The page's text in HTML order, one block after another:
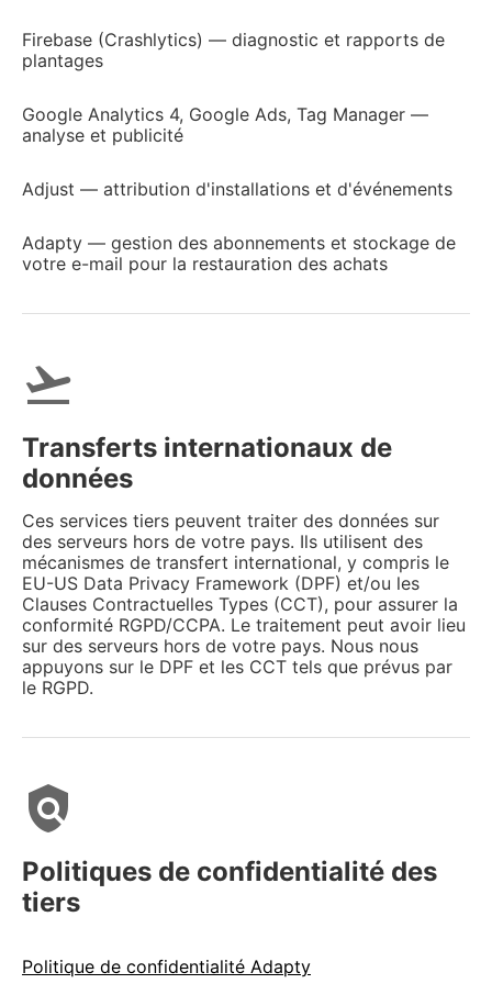
Firebase (Crashlytics) — diagnostic et rapports de
plantages
Google Analytics 4, Google Ads, Tag Manager —
analyse et publicité
Adjust — attribution d'installations et d'événements
Adapty — gestion des abonnements et stockage de
votre e-mail pour la restauration des achats
flight_takeoff
Transferts internationaux de
données
Ces services tiers peuvent traiter des données sur
des serveurs hors de votre pays. Ils utilisent des
mécanismes de transfert international, y compris le
EU-US Data Privacy Framework (DPF) et/ou les
Clauses Contractuelles Types (CCT), pour assurer la
conformité RGPD/CCPA. Le traitement peut avoir lieu
sur des serveurs hors de votre pays. Nous nous
appuyons sur le DPF et les CCT tels que prévus par
le RGPD.
policy
Politiques de confidentialité des
tiers
Politique de confidentialité Adapty